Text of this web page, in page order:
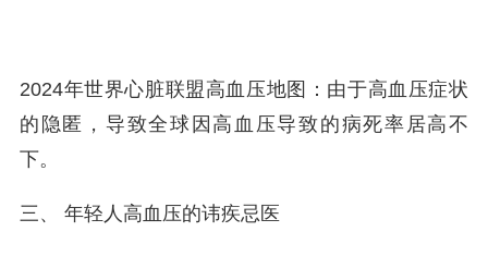
2024年世界心脏联盟高血压地图：由于高血压症状
的隐匿，导致全球因高血压导致的病死率居高不
下。
三、 年轻人高血压的讳疾忌医